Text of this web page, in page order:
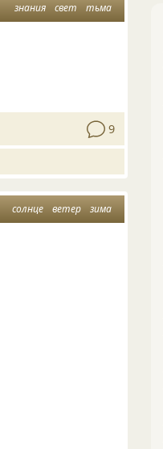
знания свет тьма
9
солнце ветер зима